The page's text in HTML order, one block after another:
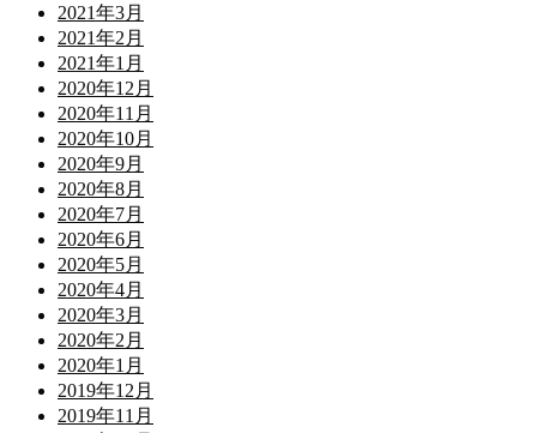
2021年3月
2021年2月
2021年1月
2020年12月
2020年11月
2020年10月
2020年9月
2020年8月
2020年7月
2020年6月
2020年5月
2020年4月
2020年3月
2020年2月
2020年1月
2019年12月
2019年11月